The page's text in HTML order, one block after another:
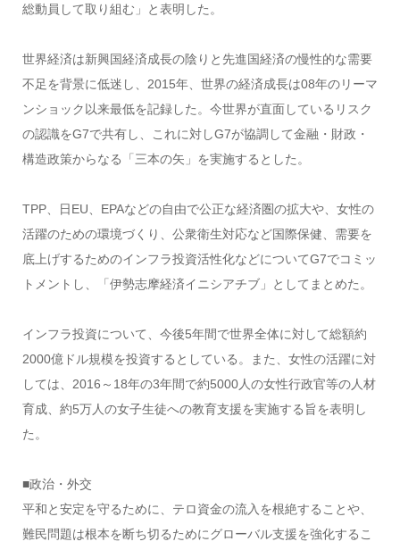
総動員して取り組む」と表明した。
世界経済は新興国経済成長の陰りと先進国経済の慢性的な需要
不足を背景に低迷し、2015年、世界の経済成長は08年のリーマ
ンショック以来最低を記録した。今世界が直面しているリスク
の認識をG7で共有し、これに対しG7が協調して金融・財政・
構造政策からなる「三本の矢」を実施するとした。
TPP、日EU、EPAなどの自由で公正な経済圏の拡大や、女性の
活躍のための環境づくり、公衆衛生対応など国際保健、需要を
底上げするためのインフラ投資活性化などについてG7でコミッ
トメントし、「伊勢志摩経済イニシアチブ」としてまとめた。
インフラ投資について、今後5年間で世界全体に対して総額約
2000億ドル規模を投資するとしている。また、女性の活躍に対
しては、2016～18年の3年間で約5000人の女性行政官等の人材
育成、約5万人の女子生徒への教育支援を実施する旨を表明し
た。
■政治・外交
平和と安定を守るために、テロ資金の流入を根絶することや、
難民問題は根本を断ち切るためにグローバル支援を強化するこ